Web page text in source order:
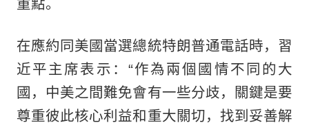
重點。
在應約同美國當選總統特朗普通電話時，習
近平主席表示：“作為兩個國情不同的大
國，中美之間難免會有一些分歧，關鍵是要
尊重彼此核心利益和重大關切，找到妥善解